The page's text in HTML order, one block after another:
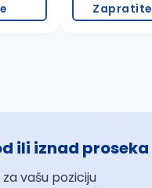
Zapratite
ili iznad proseka
vašu poziciju